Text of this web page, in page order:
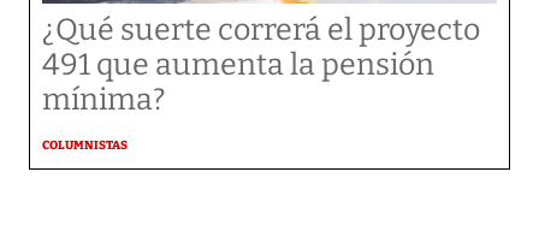
¿Qué suerte correrá el proyecto
491 que aumenta la pensión
mínima?
COLUMNISTAS